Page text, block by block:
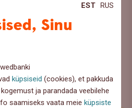
EST RUS
Sinu
küpsiseid (cookies), et pakkuda
ja parandada veebilehe
saamiseks vaata meieküpsiste